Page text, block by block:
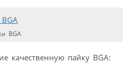
BGA
качественную пайку BGA: